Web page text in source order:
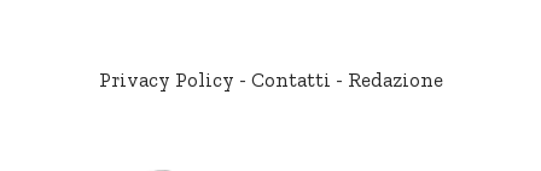
Privacy Policy - Contatti - Redazione